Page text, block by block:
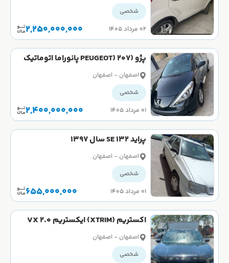
شخصی
۰۲ مرداد ۱۴۰۵
2,250,000,000
پژو (PEUGEOT) 207 پانوراما اتوماتیک
TU5P سال 1403اصفهان - اصفهان
شخصی
۰۱ مرداد ۱۴۰۵
2,400,000,000
پراید 132 SE سال 1397
اصفهان - اصفهان
شخصی
۰۱ مرداد ۱۴۰۵
655,000,000
اکستریم (XTRIM) ایکستریم VX 2.0
لیتر توربو سال 1403
اصفهان - اصفهان
شخصی